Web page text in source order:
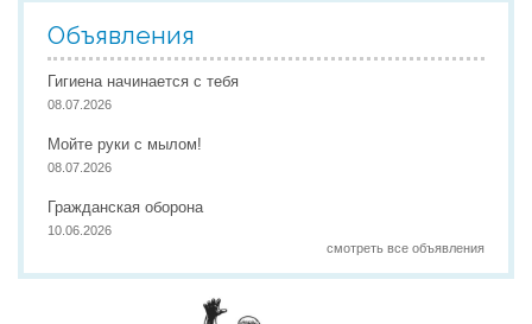
Объявления
Гигиена начинается с тебя
08.07.2026
Мойте руки с мылом!
08.07.2026
Гражданская оборона
10.06.2026
смотреть все объявления